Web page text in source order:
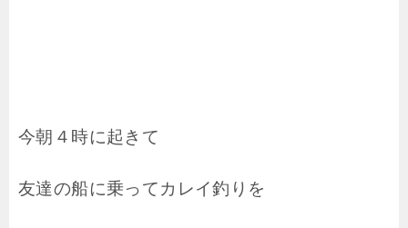
今朝４時に起きて
友達の船に乗ってカレイ釣りを